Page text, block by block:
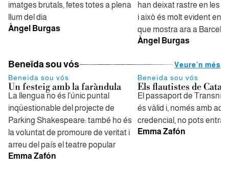
imatges brutals, fetes totes a plena
llum del dia
Àngel Burgas
han deixat rastre en les
i això és molt evident en
que mostra ara a
Àngel Burgas
Beneïda sou vós
Veure'n més
Beneïda sou vós
Un festeig amb la faràndula
La llengua no és l’únic puntal
inqüestionable del projecte de
Parking Shakespeare: també ho és
la voluntat de promoure de veritat i
arreu del país el teatre popular
Emma Zafón
Beneïda sou vós
Els flautistes de
El passaport de
és vàlid i, només amb
credencial, no pots entrar
Emma Zafón